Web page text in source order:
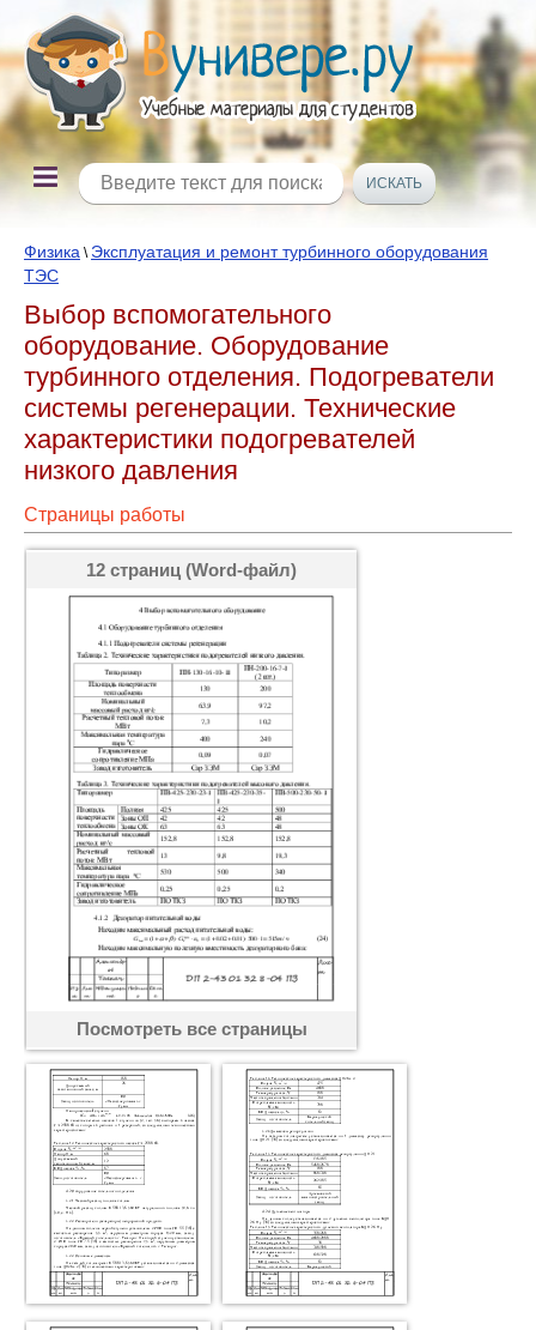
Физика \ Эксплуатация и ремонт турбинного оборудования
ТЭС
Выбор вспомогательного
оборудование. Оборудование
турбинного отделения. Подогреватели
системы регенерации. Технические
характеристики подогревателей
низкого давления
Страницы работы
12 страниц (Word-файл)
Посмотреть все страницы